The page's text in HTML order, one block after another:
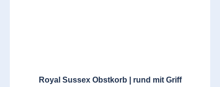
Royal Sussex Obstkorb | rund mit Griff